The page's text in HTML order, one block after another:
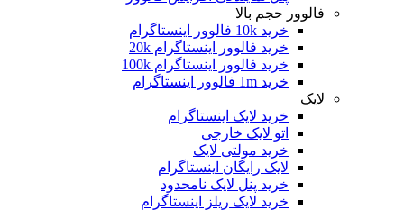
فالوور حجم بالا
خرید 10k فالوور اینستاگرام
خرید فالوور اینستاگرام 20k
خرید فالوور اینستاگرام 100k
خرید 1m فالوور اینستاگرام
لایک
خرید لایک اینستاگرام
اتو لایک خارجی
خرید مولتی لایک
لایک رایگان اینستاگرام
خرید پنل لایک نامحدود
خرید لایک ریلز اینستاگرام